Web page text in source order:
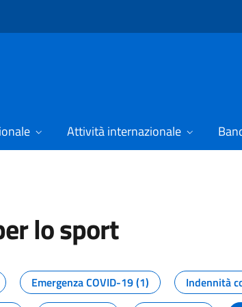
Attività internazionale
lo sport
dal Dipartimento
Emergenza COVID-19 (1) Indennità